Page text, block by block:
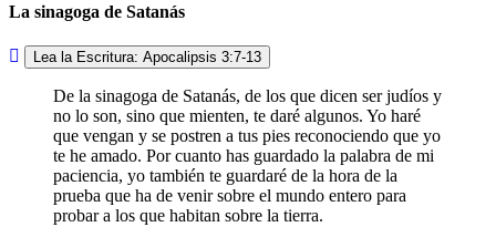
La sinagoga de Satanás
Lea la Escritura: Apocalipsis 3:7-13
De la sinagoga de Satanás, de los que dicen ser judíos y
no lo son, sino que mienten, te daré algunos. Yo haré
que vengan y se postren a tus pies reconociendo que yo
te he amado. Por cuanto has guardado la palabra de mi
paciencia, yo también te guardaré de la hora de la
prueba que ha de venir sobre el mundo entero para
probar a los que habitan sobre la tierra.